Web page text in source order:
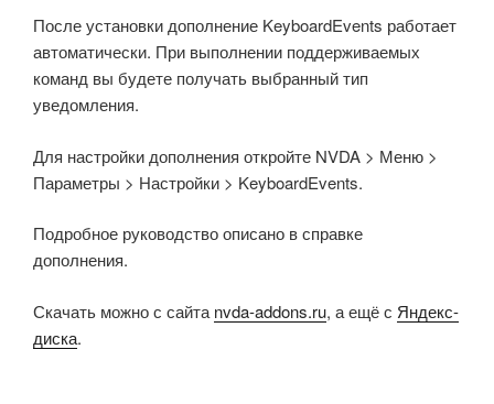
После установки дополнение KeyboardEvents работает
автоматически. При выполнении поддерживаемых
команд вы будете получать выбранный тип
уведомления.
Для настройки дополнения откройте NVDA > Меню >
Параметры > Настройки > KeyboardEvents.
Подробное руководство описано в справке
дополнения.
Скачать можно с сайта nvda-addons.ru, а ещё с Яндекс-
диска.